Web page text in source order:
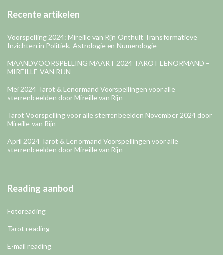
Recente artikelen
Voorspelling 2024: Mireille van Rijn Onthult Transformatieve
Inzichten in Politiek, Astrologie en Numerologie
MAANDVOORSPELLING MAART 2024 TAROT LENORMAND –
MIREILLE VAN RIJN
Mei 2024 Tarot & Lenormand Voorspellingen voor alle
sterrenbeelden door Mireille van Rijn
Tarot Voorspelling voor alle sterrenbeelden November 2024 door
Mireille van Rijn
April 2024 Tarot & Lenormand Voorspellingen voor alle
sterrenbeelden door Mireille van Rijn
Reading aanbod
Fotoreading
Tarot reading
E-mail reading